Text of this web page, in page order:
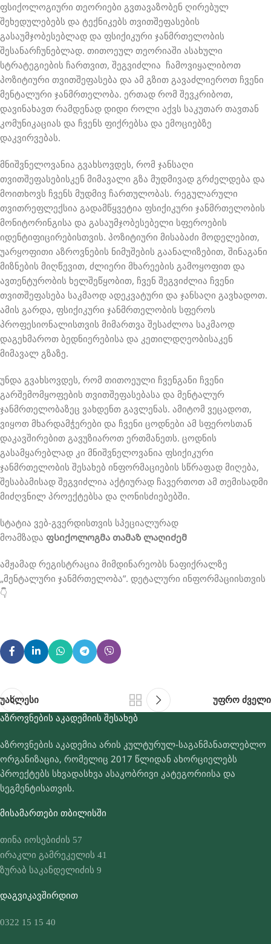
ფსიქოლოგიური თეორიები გვთავაზობენ ღირებულ
შეხედულებებს და ტექნიკებს თვითშეფასების
გასაუმჯობესებლად და ფსიქიკური ჯანმრთელობის
შესანარჩუნებლად. თითოეულ თეორიაში ასახული
სტრატეგიების ჩართვით, შეგვიძლია ჩამოვიყალიბოთ
პოზიტიური თვითშეფასება და ამ გზით გავაძლიეროთ ჩვენი
მენტალური ჯანმრთელობა. ერთად რომ შევკრიბოთ,
დავინახავთ რამდენად დიდი როლი აქვს საკუთარ თავთან
კომუნიკაციას და ჩვენს ფიქრებსა და ემოციებზე
დაკვირვებას.
მნიშვნელოვანია გვახსოვდეს, რომ ჯანსაღი
თვითშეფასებისკენ მიმავალი გზა მუდმივად გრძელდება და
მოითხოვს ჩვენს მუდმივ ჩართულობას. რეგულარული
თვითრეფლექსია გადამწყვეტია ფსიქიკური ჯანმრთელობის
მონიტორინგისა და გასაუმჯობესებელი სფეროების
იდენტიფიცირებისთვის. პოზიტიური მისაბაძი მოდელებით,
უარყოფითი აზროვნების ნიმუშების გაანალიზებით, შინაგანი
მიზნების მიღწევით, ძლიერი მხარეების გამოყოფით და
ავთენტურობის ხელშეწყობით, ჩვენ შეგვიძლია ჩვენი
თვითშეფასება საკმაოდ ადეკვატური და ჯანსაღი გავხადოთ.
ამის გარდა, ფსიქიკური ჯანმრთელობის სფეროს
პროფესიონალისთვის მიმართვა შესაძლოა საკმაოდ
დაგეხმაროთ ბედნიერებისა და კეთილდღეობისაკენ
მიმავალ გზაზე.
უნდა გვახსოვდეს, რომ თითოეული ჩვენგანი ჩვენი
გარშემომყოფების თვითშეფასებასა და მენტალურ
ჯანმრთელობაზეც ვახდენთ გავლენას. ამიტომ ვეცადოთ,
ვიყოთ მხარდამჭერები და ჩვენი ცოდნები ამ სფეროსთან
დაკავშირებით გავუზიაროთ ერთმანეთს. ცოდნის
გასამყარებლად კი მნიშვნელოვანია ფსიქიკური
ჯანმრთელობის შესახებ ინფორმაციების სწრაფად მიღება,
შესაბამისად შეგვიძლია აქტიურად ჩავერთოთ ამ თემისადმი
მიძღვნილ პროექტებსა და ღონისძიებებში.
სტატია ვებ-გვერდისთვის სპეციალურად
მოამზადა ფსიქოლოგმა თამაზ ლაღიძემ
ამჟამად რეგისტრაცია მიმდინარეობს ნაფიქრალზე
„მენტალური ჯანმრთელობა”. დეტალური ინფორმაციისთვის
👇
უახლესი
უფრო ძველი
ᲐᲖᲠᲝᲕᲜᲔᲑᲘᲡ ᲐᲙᲐᲓᲔᲛᲘᲘᲡ ᲨᲔᲡᲐᲮᲔᲑ
აზროვნების აკადემია არის კულტურულ-საგანმანათლებლო
ორგანიზაცია, რომელიც 2017 წლიდან ახორციელებს
პროექტებს სხვადასხვა ასაკობრივი კატეგორიისა და
სეგმენტისათვის.
ᲛᲘᲡᲐᲛᲐᲠᲗᲔᲑᲘ ᲗᲑᲘᲚᲘᲡᲨᲘ
თინა იოსებიძის 57
ირაკლი გამრეკელის 41
ზურაბ საკანდელიძის 9
ᲓᲐᲒᲕᲘᲙᲐᲕᲨᲘᲠᲓᲘᲗ
0322 15 15 40